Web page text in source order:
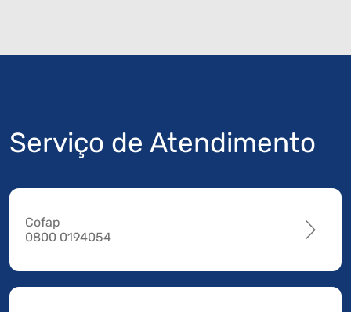
Serviço de Atendimento
Cofap
0800 0194054